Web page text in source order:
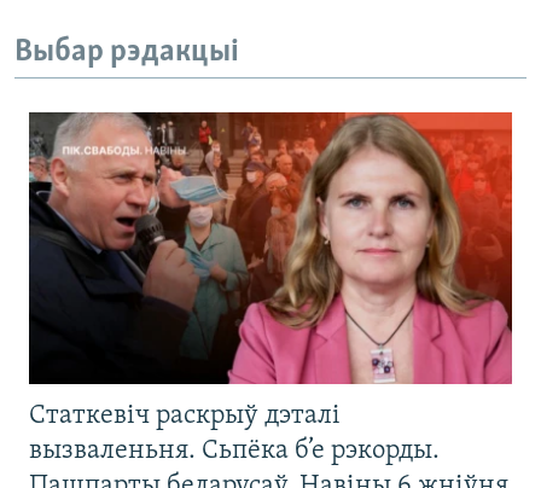
Выбар рэдакцыі
Статкевіч раскрыў дэталі
вызваленьня. Сьпёка б’е рэкорды.